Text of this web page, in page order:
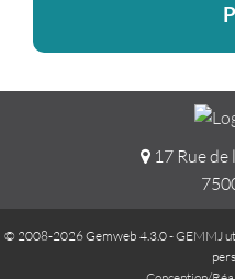
17 Rue
© 2008-2026 Gemweb 4.3.0- GEMMJ